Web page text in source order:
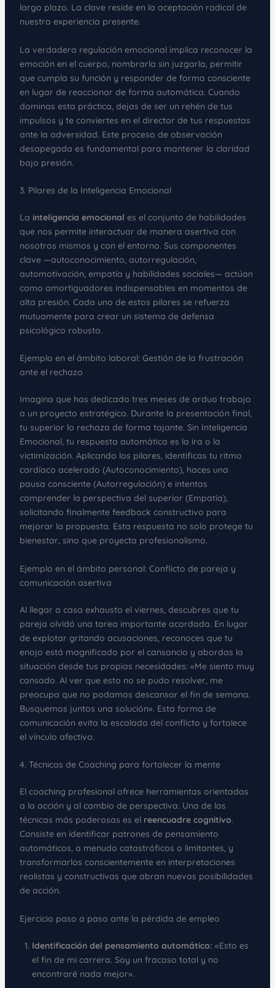
largo plazo. La clave reside en la aceptación radical de
nuestra experiencia presente.
La verdadera regulación emocional implica reconocer la
emoción en el cuerpo, nombrarla sin juzgarla, permitir
que cumpla su función y responder de forma consciente
en lugar de reaccionar de forma automática. Cuando
dominas esta práctica, dejas de ser un rehén de tus
impulsos y te conviertes en el director de tus respuestas
ante la adversidad. Este proceso de observación
desapegada es fundamental para mantener la claridad
bajo presión.
3. Pilares de la Inteligencia Emocional
La inteligencia emocional es el conjunto de habilidades
que nos permite interactuar de manera asertiva con
nosotros mismos y con el entorno. Sus componentes
clave —autoconocimiento, autorregulación,
automotivación, empatía y habilidades sociales— actúan
como amortiguadores indispensables en momentos de
alta presión. Cada uno de estos pilares se refuerza
mutuamente para crear un sistema de defensa
psicológico robusto.
Ejemplo en el ámbito laboral: Gestión de la frustración
ante el rechazo
Imagina que has dedicado tres meses de arduo trabajo
a un proyecto estratégico. Durante la presentación final,
tu superior lo rechaza de forma tajante. Sin Inteligencia
Emocional, tu respuesta automática es la ira o la
victimización. Aplicando los pilares, identificas tu ritmo
cardíaco acelerado (Autoconocimiento), haces una
pausa consciente (Autorregulación) e intentas
comprender la perspectiva del superior (Empatía),
solicitando finalmente feedback constructivo para
mejorar la propuesta. Esta respuesta no solo protege tu
bienestar, sino que proyecta profesionalismo.
Ejemplo en el ámbito personal: Conflicto de pareja y
comunicación asertiva
Al llegar a casa exhausto el viernes, descubres que tu
pareja olvidó una tarea importante acordada. En lugar
de explotar gritando acusaciones, reconoces que tu
enojo está magnificado por el cansancio y abordas la
situación desde tus propias necesidades: «Me siento muy
cansado. Al ver que esto no se pudo resolver, me
preocupa que no podamos descansar el fin de semana.
Busquemos juntos una solución». Esta forma de
comunicación evita la escalada del conflicto y fortalece
el vínculo afectivo.
4. Técnicas de Coaching para fortalecer la mente
El coaching profesional ofrece herramientas orientadas
a la acción y al cambio de perspectiva. Una de las
técnicas más poderosas es el reencuadre cognitivo.
Consiste en identificar patrones de pensamiento
automáticos, a menudo catastróficos o limitantes, y
transformarlos conscientemente en interpretaciones
realistas y constructivas que abran nuevas posibilidades
de acción.
Ejercicio paso a paso ante la pérdida de empleo
Identificación del pensamiento automático: «Esto es
el fin de mi carrera. Soy un fracaso total y no
encontraré nada mejor».